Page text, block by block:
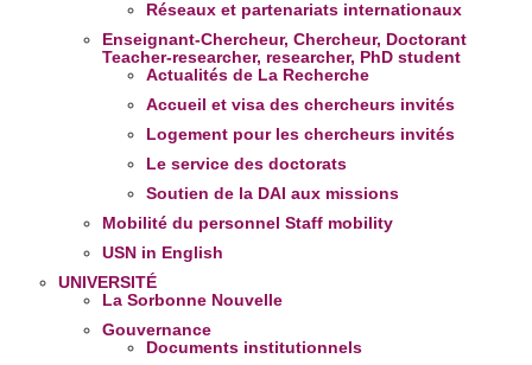
Réseaux et partenariats internationaux
Enseignant-Chercheur, Chercheur, Doctorant
Teacher-researcher, researcher, PhD student
Actualités de La Recherche
Accueil et visa des chercheurs invités
Logement pour les chercheurs invités
Le service des doctorats
Soutien de la DAI aux missions
Mobilité du personnelStaff mobility
USN in English
UNIVERSITÉ
La Sorbonne Nouvelle
Gouvernance
Documents institutionnels